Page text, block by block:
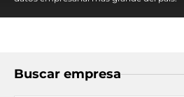
Buscar empresa